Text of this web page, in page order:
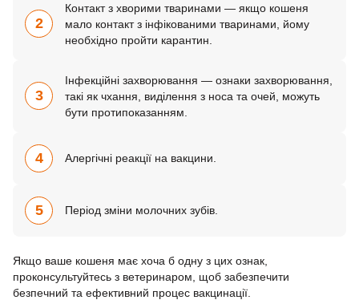
2
Контакт з хворими тваринами — якщо кошеня
мало контакт з інфікованими тваринами, йому
необхідно пройти карантин.
3
Інфекційні захворювання — ознаки захворювання,
такі як чхання, виділення з носа та очей, можуть
бути протипоказанням.
4 Алергічні реакції на вакцини.
5 Період зміни молочних зубів.
Якщо ваше кошеня має хоча б одну з цих ознак,
проконсультуйтесь з ветеринаром, щоб забезпечити
безпечний та ефективний процес вакцинації.